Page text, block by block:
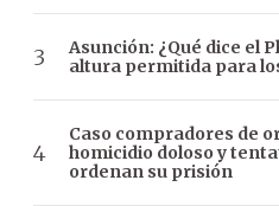
Asunción: ¿Qué dice el
altura permitida para
Caso compradores de
homicidio doloso y
ordenan su prisión